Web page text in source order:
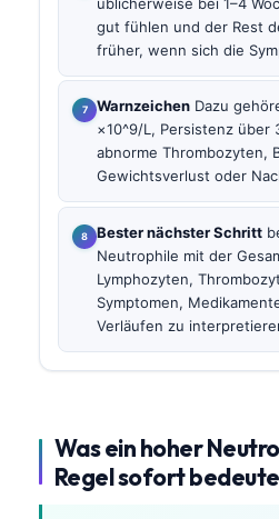
gut fühlen und der Rest
früher, wenn sich die
Warnzeichen Dazu
×10^9/L, Persistenz über
abnorme Thrombozyten,
Gewichtsverlust oder
Bester nächster Schritt
Neutrophile mit der
Lymphozyten,
Symptomen,
Verläufen zu
Was ein hoher
Regel sofort